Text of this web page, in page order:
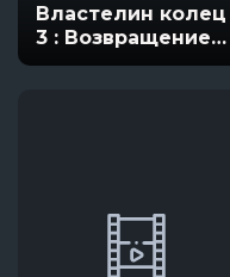
Властелин колец
3 : Возвращение
короля